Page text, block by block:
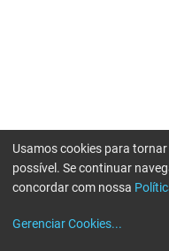
Usamos cookies para
possível. Se continuar
concordar com nossa
Gerenciar Cookies...
Erro ao enviar